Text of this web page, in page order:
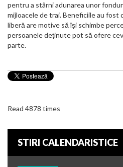
pentru a stârni adunarea unor
mijloacele de trai. Beneficiile au
liberă are motive să își schimbe
persoanele deținute pot să ofere
parte.
Read 4878 times
STIRI CALENDARISTICE